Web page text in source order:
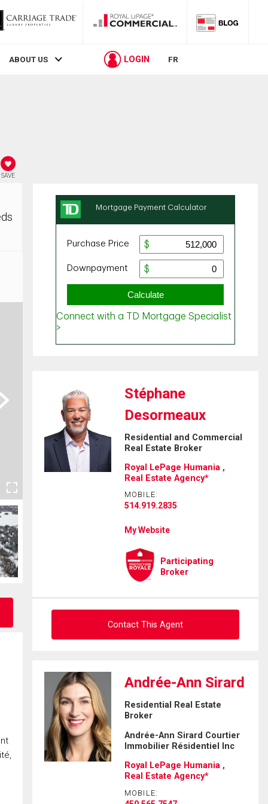
ABOUT US LOGIN FR
SAVE
Stéphane
Desormeaux
Residential and Commercial
Real Estate Broker
Royal LePage Humania ,
Real Estate Agency*
MOBILE:
514.919.2835
My Website
Participating
Broker
Contact This Agent
Ask about this property
First
and
Last
Name
Email
Phone
Andrée-Ann Sirard
Residential Real Estate
Broker
Andrée-Ann Sirard Courtier
Immobilier Résidentiel Inc
Royal LePage Humania ,
Real Estate Agency*
MOBILE: